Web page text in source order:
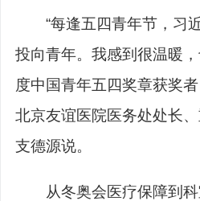
“每逢五四青年节，习
投向青年。我感到很温暖
度中国青年五四奖章获奖
北京友谊医院医务处处长
支德源说。
从冬奥会医疗保障到